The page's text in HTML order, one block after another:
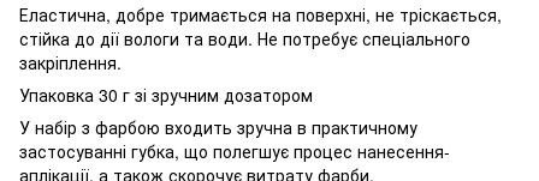
Еластична, добре тримається на поверхні, не тріскається,
стійка до дії вологи та води. Не потребує спеціального
закріплення.
Упаковка 30 г зі зручним дозатором
У набір з фарбою входить зручна в практичному
застосуванні губка, що полегшує процес нанесення-
аплікації, а також скорочує витрату фарби.